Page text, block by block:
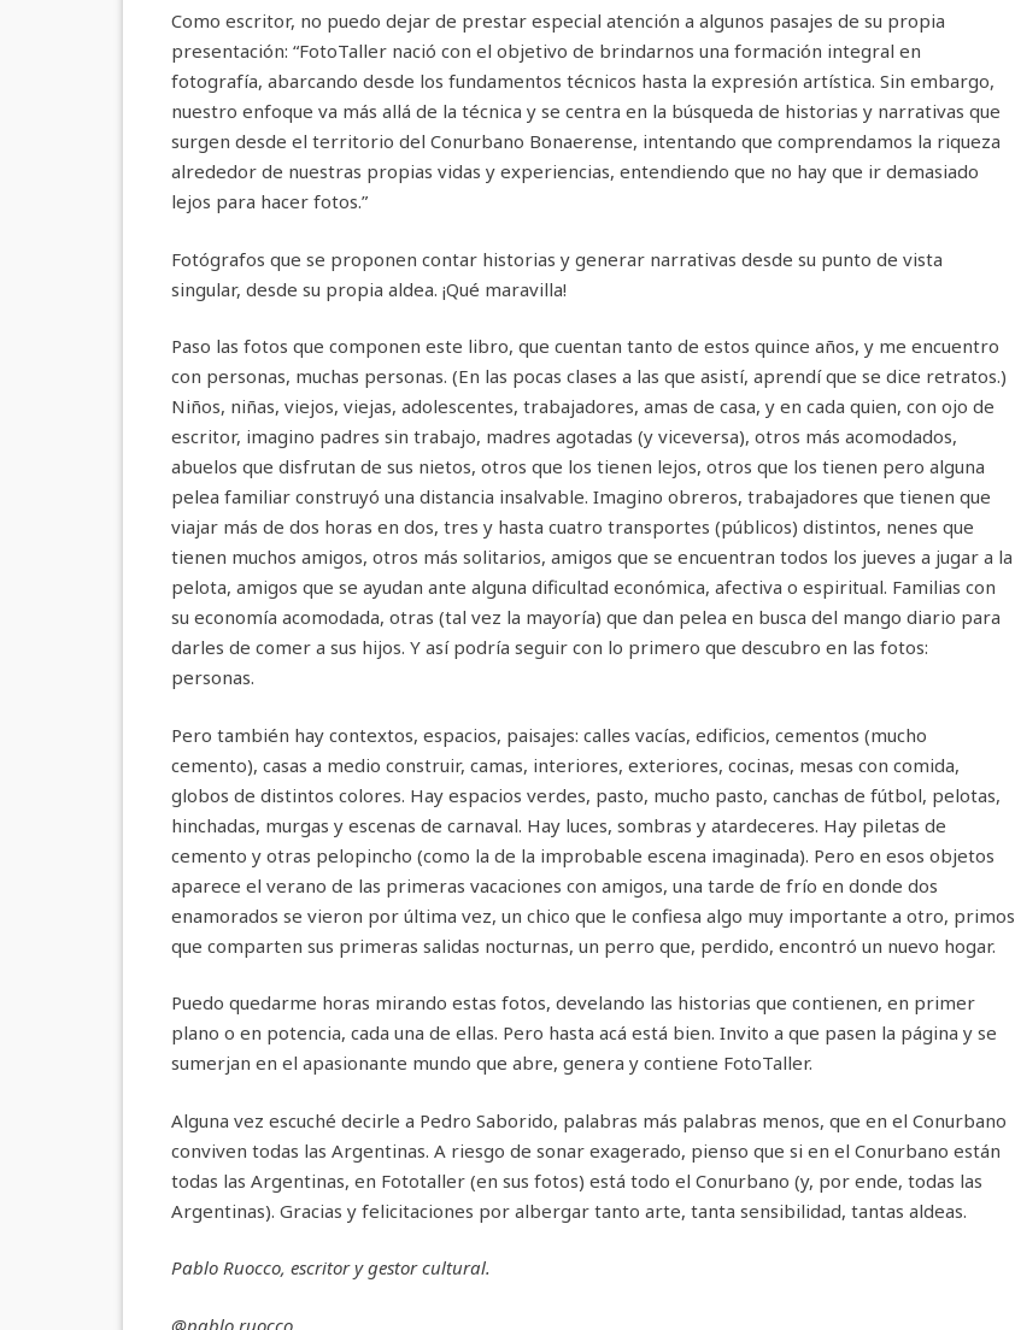
Como escritor, no puedo dejar de prestar especial atención a algunos pasajes de su propia
presentación: “FotoTaller nació con el objetivo de brindarnos una formación integral en
fotografía, abarcando desde los fundamentos técnicos hasta la expresión artística. Sin embargo,
nuestro enfoque va más allá de la técnica y se centra en la búsqueda de historias y narrativas que
surgen desde el territorio del Conurbano Bonaerense, intentando que comprendamos la riqueza
alrededor de nuestras propias vidas y experiencias, entendiendo que no hay que ir demasiado
lejos para hacer fotos.”
Fotógrafos que se proponen contar historias y generar narrativas desde su punto de vista
singular, desde su propia aldea. ¡Qué maravilla!
Paso las fotos que componen este libro, que cuentan tanto de estos quince años, y me encuentro
con personas, muchas personas. (En las pocas clases a las que asistí, aprendí que se dice retratos.)
Niños, niñas, viejos, viejas, adolescentes, trabajadores, amas de casa, y en cada quien, con ojo de
escritor, imagino padres sin trabajo, madres agotadas (y viceversa), otros más acomodados,
abuelos que disfrutan de sus nietos, otros que los tienen lejos, otros que los tienen pero alguna
pelea familiar construyó una distancia insalvable. Imagino obreros, trabajadores que tienen que
viajar más de dos horas en dos, tres y hasta cuatro transportes (públicos) distintos, nenes que
tienen muchos amigos, otros más solitarios, amigos que se encuentran todos los jueves a jugar a la
pelota, amigos que se ayudan ante alguna dificultad económica, afectiva o espiritual. Familias con
su economía acomodada, otras (tal vez la mayoría) que dan pelea en busca del mango diario para
darles de comer a sus hijos. Y así podría seguir con lo primero que descubro en las fotos:
personas.
Pero también hay contextos, espacios, paisajes: calles vacías, edificios, cementos (mucho
cemento), casas a medio construir, camas, interiores, exteriores, cocinas, mesas con comida,
globos de distintos colores. Hay espacios verdes, pasto, mucho pasto, canchas de fútbol, pelotas,
hinchadas, murgas y escenas de carnaval. Hay luces, sombras y atardeceres. Hay piletas de
cemento y otras pelopincho (como la de la improbable escena imaginada). Pero en esos objetos
aparece el verano de las primeras vacaciones con amigos, una tarde de frío en donde dos
enamorados se vieron por última vez, un chico que le confiesa algo muy importante a otro, primos
que comparten sus primeras salidas nocturnas, un perro que, perdido, encontró un nuevo hogar.
Puedo quedarme horas mirando estas fotos, develando las historias que contienen, en primer
plano o en potencia, cada una de ellas. Pero hasta acá está bien. Invito a que pasen la página y se
sumerjan en el apasionante mundo que abre, genera y contiene FotoTaller.
Alguna vez escuché decirle a Pedro Saborido, palabras más palabras menos, que en el Conurbano
conviven todas las Argentinas. A riesgo de sonar exagerado, pienso que si en el Conurbano están
todas las Argentinas, en Fototaller (en sus fotos) está todo el Conurbano (y, por ende, todas las
Argentinas). Gracias y felicitaciones por albergar tanto arte, tanta sensibilidad, tantas aldeas.
Pablo Ruocco, escritor y gestor cultural.
@pablo.ruocco